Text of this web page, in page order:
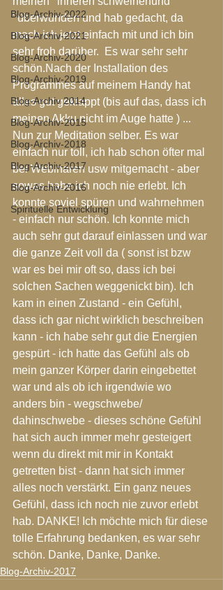
Blog-Archiv-2022
Blog-Archiv-2021
Blog-Archiv-2020
Blog-Archiv-2019
Blog-Archiv 2014
Blog-Archiv-2015
Blog-Archiv-2018
Blog-Archiv-2017
Blog-Archiv-2016
Spirituelle Entwicklung
' überwunden und hab gedacht, da
mach ich jetzt einfach mit und ich bin
sehr froh darüber.  Es war sehr sehr
schön.Nach der Installation des
Programmes auf meinem Handy hat
alles gut geklappt (bis auf das, dass ich
meinen Akku nicht im Auge hatte ) ...
Nun zur Meditation selber. Es war
einfach nur toll, ich hab schon öfter mal
bei Webinaren usw mitgemacht - aber
sowas habe ich noch nie erlebt. Ich
konnte soviel spüren und wahrnehmen
- einfach nur schön. Ich konnte mich
auch sehr gut darauf einlassen und war
die ganze Zeit voll da ( sonst ist bzw
war es bei mir oft so, dass ich bei
solchen Sachen weggenickt bin). Ich
kam in einen Zustand - ein Gefühl,
dass ich gar nicht wirklich beschreiben
kann - ich habe sehr gut die Energien
gespürt - ich hatte das Gefühl als ob
mein ganzer Körper darin eingebettet
war und als ob ich irgendwie wo
anders bin - wegschwebe/
dahinschwebe - dieses schöne Gefühl
hat sich auch immer mehr gesteigert
wenn du direkt mit mir in Kontakt
getretten bist - dann hat sich immer
alles noch verstärkt. Ein ganz neues
Gefühl, dass ich noch nie zuvor erlebt
hab. DANKE! Ich möchte mich für diese
tolle Erfahrung bedanken, es war sehr
schön. Danke, Danke, Danke.
Blog-Archiv-2017